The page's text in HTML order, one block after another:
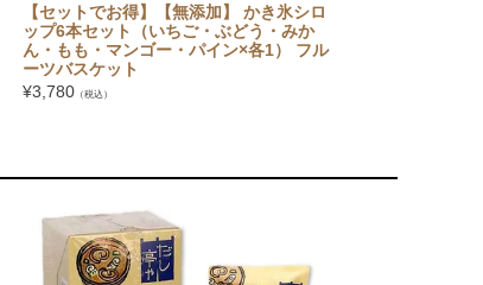
【セットでお得】【無添加】 かき氷シロ
ップ6本セット（いちご・ぶどう・みか
ん・もも・マンゴー・パイン×各1） フル
ーツバスケット
¥3,780 （税込）